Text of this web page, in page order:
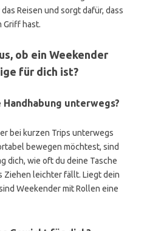
Reisen und sorgt dafür, dass
Griff hast.
ob ein Weekender
für dich ist?
unterwegs?
bei kurzen Trips unterwegs
bewegen möchtest, sind
dich, wie oft du deine Tasche
Ziehen leichter fällt. Liegt dein
Weekender mit Rollen eine